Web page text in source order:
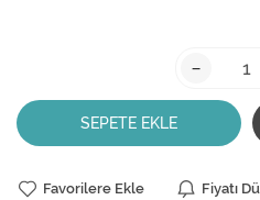
-
SEPETE EKLE
Favorilere Ekle Fiyatı